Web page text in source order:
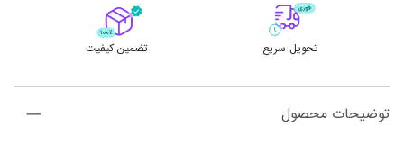
تحویل سریع تضمین کیفیت
توضیحات محصول